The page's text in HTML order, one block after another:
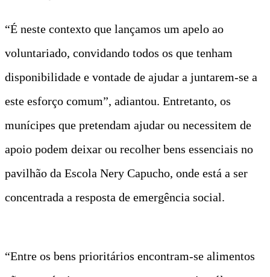
“É neste contexto que lançamos um apelo ao
voluntariado, convidando todos os que tenham
disponibilidade e vontade de ajudar a juntarem-se a
este esforço comum”, adiantou. Entretanto, os
munícipes que pretendam ajudar ou necessitem de
apoio podem deixar ou recolher bens essenciais no
pavilhão da Escola Nery Capucho, onde está a ser
concentrada a resposta de emergência social.
“Entre os bens prioritários encontram-se alimentos